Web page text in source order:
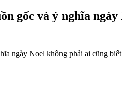
gốc và ý nghĩa
ngày Noel không phải ai cũng biết